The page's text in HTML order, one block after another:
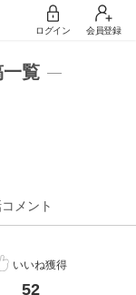
ログイン 会員登録
覧
メント
いいね獲得
52